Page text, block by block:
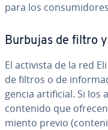
para los
Burbujas de filtro
El activista de la red
de filtros o de
ge­n­cia ar­ti­fi­cial. Si los
contenido que
mie­n­to previo